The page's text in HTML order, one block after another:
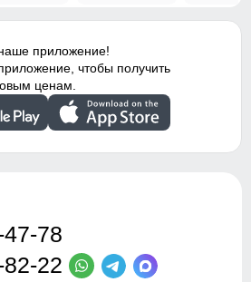
приложение!
чтобы получить
ценам.
78
22